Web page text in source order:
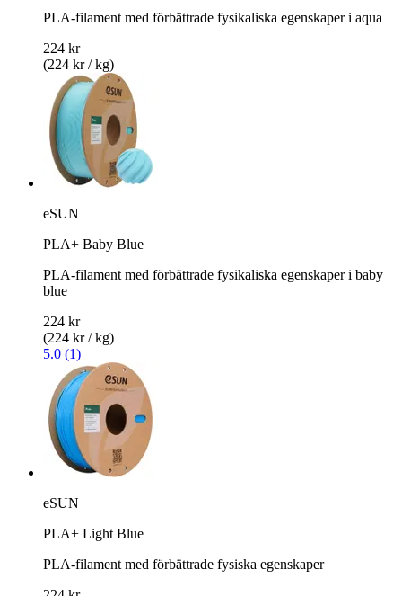
PLA-filament med förbättrade fysikaliska egenskaper i aqua
224 kr
(224 kr / kg)
eSUN
PLA+ Baby Blue
PLA-filament med förbättrade fysikaliska egenskaper i baby
blue
224 kr
(224 kr / kg)
5.0 (1)
eSUN
PLA+ Light Blue
PLA-filament med förbättrade fysiska egenskaper